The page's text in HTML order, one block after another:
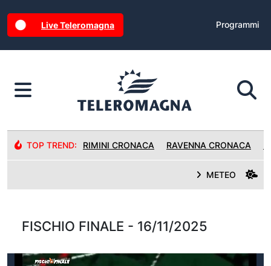
Live Teleromagna Programmi
TOP TREND: RIMINI CRONACA RAVENNA CRONACA
METEO
FISCHIO FINALE - 16/11/2025